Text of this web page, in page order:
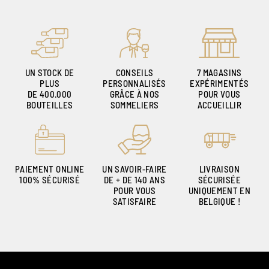
UN STOCK DE
PLUS
DE 400.000
BOUTEILLES
CONSEILS
PERSONNALISÉS
GRÂCE À NOS
SOMMELIERS
7 MAGASINS
EXPÉRIMENTÉS
POUR VOUS
ACCUEILLIR
PAIEMENT ONLINE
100% SÉCURISÉ
UN SAVOIR-FAIRE
DE + DE 140 ANS
POUR VOUS
SATISFAIRE
LIVRAISON
SÉCURISÉE
UNIQUEMENT EN
BELGIQUE !